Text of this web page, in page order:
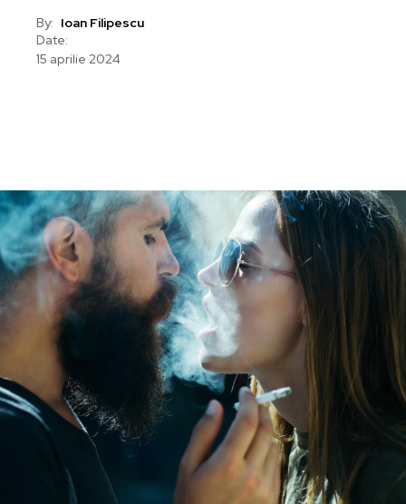
By: Ioan Filipescu
Date:
15 aprilie 2024